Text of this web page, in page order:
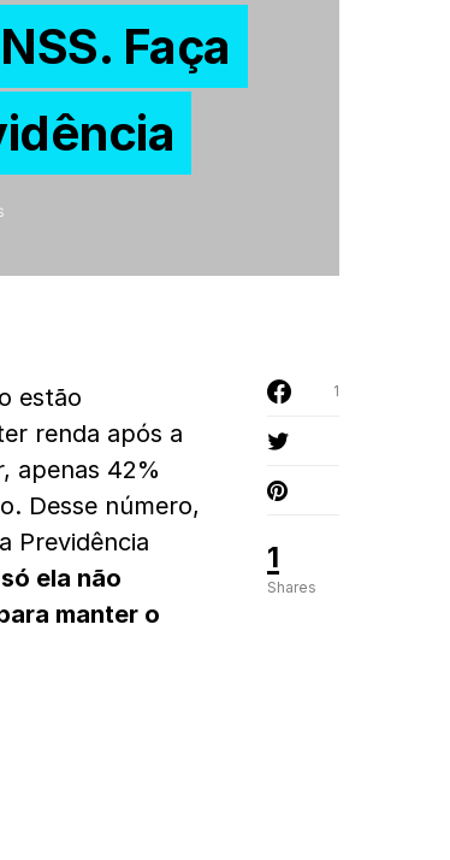
Faça
1
Shares
1
estão
renda após a
, apenas 42%
Desse número,
Previdência
só ela não
manter o